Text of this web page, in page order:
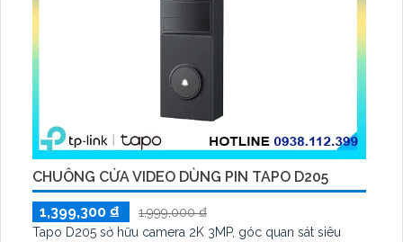
CHUÔNG CỬA VIDEO DÙNG PIN TAPO D205
1,399,300 ₫
1,999,000 ₫
Tapo D205 sở hữu camera 2K 3MP, góc quan sát siêu